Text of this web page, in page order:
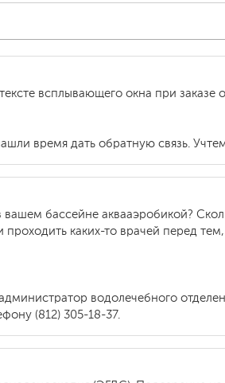
всплывающего окна при заказе
время дать обратную связь.
бассейне аквааэробикой?
каких-то врачей перед
водолечебного
(812) 305-18-37.